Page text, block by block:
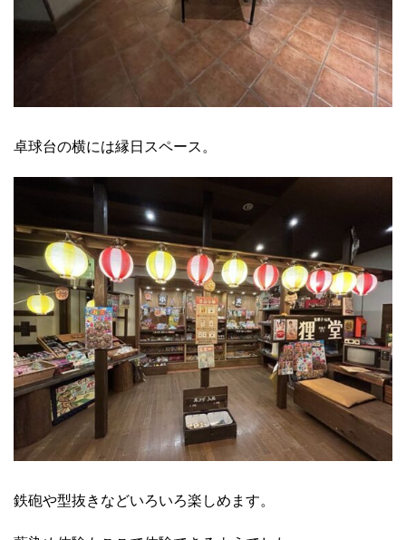
卓球台の横には縁日スペース。
鉄砲や型抜きなどいろいろ楽しめます。